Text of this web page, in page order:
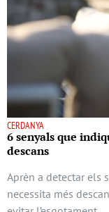
CERDANYA
6 senyals que
descans
Aprèn a detectar els
necessita més